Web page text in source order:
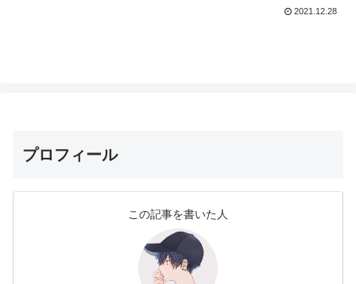
2021.12.28
プロフィール
この記事を書いた人